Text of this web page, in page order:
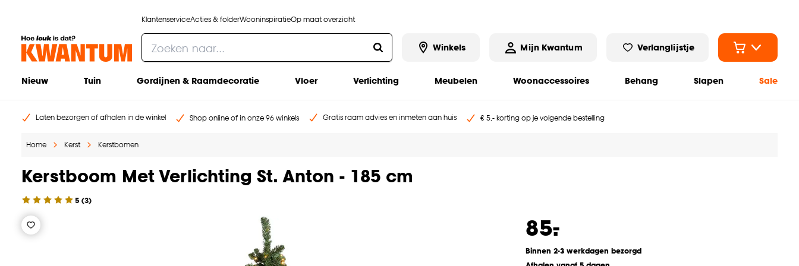
KlantenserviceActies & folderWooninspiratieOp maat overzicht
Winkels Mijn Kwantum Verlanglijstje
Nieuw Tuin Gordijnen & Raamdecoratie Vloer Verlichting Meubelen Woonaccessoires Behang Slapen Sale
Laten bezorgen of afhalen in de winkel Shop online of in onze 96 winkels Gratis raam advies en inmeten aan huis € 5,- korting op je volgende bestelling
Home Kerst Kerstbomen
Kerstboom Met Verlichting St. Anton - 185 cm
5 (3)
85.
-
Binnen 2-3 werkdagen bezorgd